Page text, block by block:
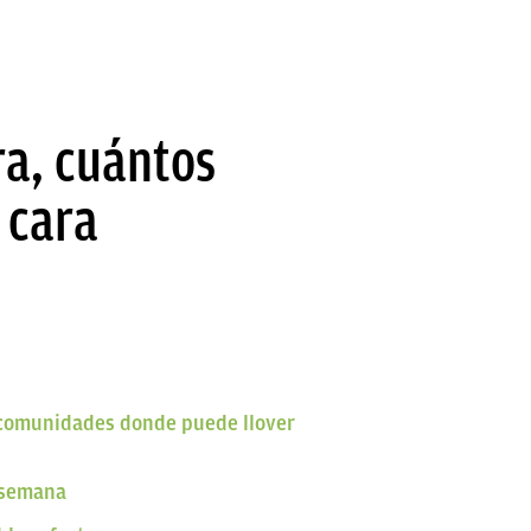
cuántos
donde puede llover